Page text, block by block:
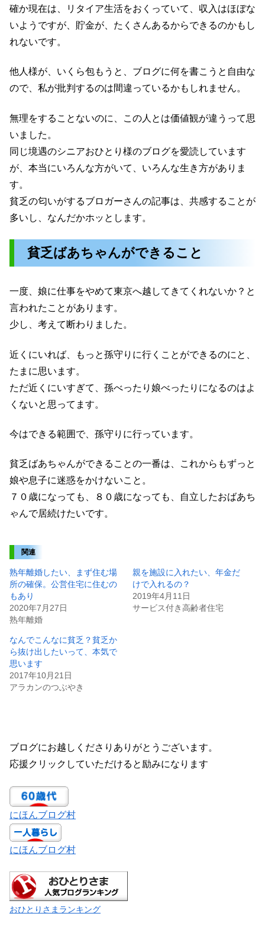
確か現在は、リタイア生活をおくっていて、収入はほぼな
いようですが、貯金が、たくさんあるからできるのかもし
れないです。
他人様が、いくら包もうと、ブログに何を書こうと自由な
ので、私が批判するのは間違っているかもしれません。
無理をすることないのに、この人とは価値観が違うって思
いました。
同じ境遇のシニアおひとり様のブログを愛読しています
が、本当にいろんな方がいて、いろんな生き方がありま
す。
貧乏の匂いがするブロガーさんの記事は、共感することが
多いし、なんだかホッとします。
貧乏ばあちゃんができること
一度、娘に仕事をやめて東京へ越してきてくれないか？と
言われたことがあります。
少し、考えて断わりました。
近くにいれば、もっと孫守りに行くことができるのにと、
たまに思います。
ただ近くにいすぎて、孫べったり娘べったりになるのはよ
くないと思ってます。
今はできる範囲で、孫守りに行っています。
貧乏ばあちゃんができることの一番は、これからもずっと
娘や息子に迷惑をかけないこと。
７０歳になっても、８０歳になっても、自立したおばあち
ゃんで居続けたいです。
関連
熟年離婚したい、まず住む場
所の確保。公営住宅に住むの
もあり
2020年7月27日
熟年離婚
親を施設に入れたい、年金だ
けで入れるの？
2019年4月11日
サービス付き高齢者住宅
なんでこんなに貧乏？貧乏か
ら抜け出したいって、本気で
思います
2017年10月21日
アラカンのつぶやき
ブログにお越しくださりありがとうございます。
応援クリックしていただけると励みになります
にほんブログ村
にほんブログ村
おひとりさまランキング